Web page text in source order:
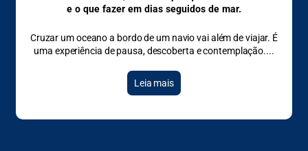
e o que fazer em dias seguidos de mar.
Cruzar um oceano a bordo de um navio vai além de viajar. É
uma experiência de pausa, descoberta e contemplação.
Leia mais